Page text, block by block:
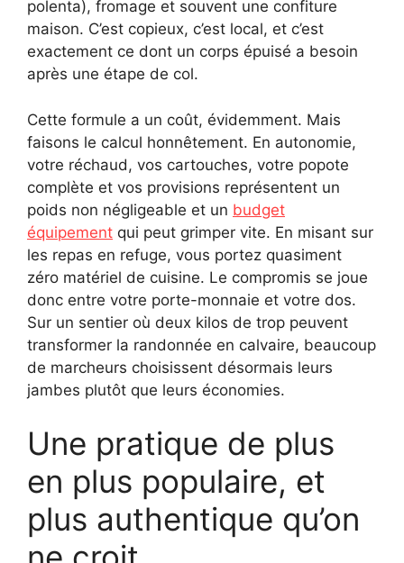
polenta), fromage et souvent une confiture
maison. C’est copieux, c’est local, et c’est
exactement ce dont un corps épuisé a besoin
après une étape de col.
Cette formule a un coût, évidemment. Mais
faisons le calcul honnêtement. En autonomie,
votre réchaud, vos cartouches, votre popote
complète et vos provisions représentent un
poids non négligeable et un budget
équipement qui peut grimper vite. En misant sur
les repas en refuge, vous portez quasiment
zéro matériel de cuisine. Le compromis se joue
donc entre votre porte-monnaie et votre dos.
Sur un sentier où deux kilos de trop peuvent
transformer la randonnée en calvaire, beaucoup
de marcheurs choisissent désormais leurs
jambes plutôt que leurs économies.
Une pratique de plus
en plus populaire, et
plus authentique qu’on